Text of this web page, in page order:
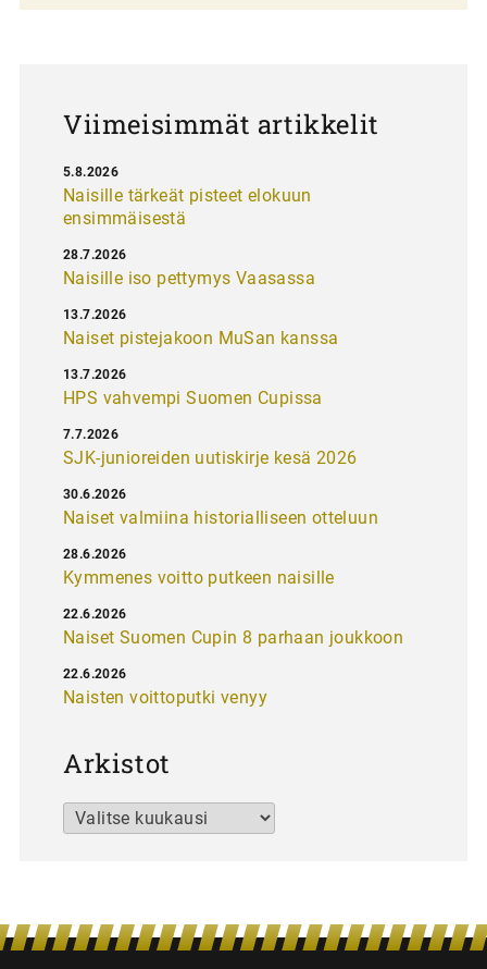
Viimeisimmät artikkelit
Naisille tärkeät pisteet elokuun
ensimmäisestä
5.8.2026
Naisille iso pettymys Vaasassa
28.7.2026
Naiset pistejakoon MuSan kanssa
13.7.2026
HPS vahvempi Suomen Cupissa
13.7.2026
SJK-junioreiden uutiskirje kesä 2026
7.7.2026
Naiset valmiina historialliseen otteluun
30.6.2026
Kymmenes voitto putkeen naisille
28.6.2026
Naiset Suomen Cupin 8 parhaan joukkoon
22.6.2026
Naisten voittoputki venyy
22.6.2026
Arkistot
Arkistot